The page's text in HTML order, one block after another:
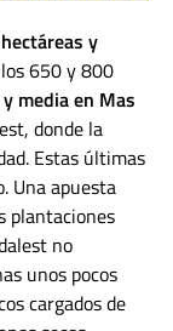
y
650 y 800
media en Mas
donde la
Estas últimas
Una apuesta
plantaciones
no
unos pocos
cargados de